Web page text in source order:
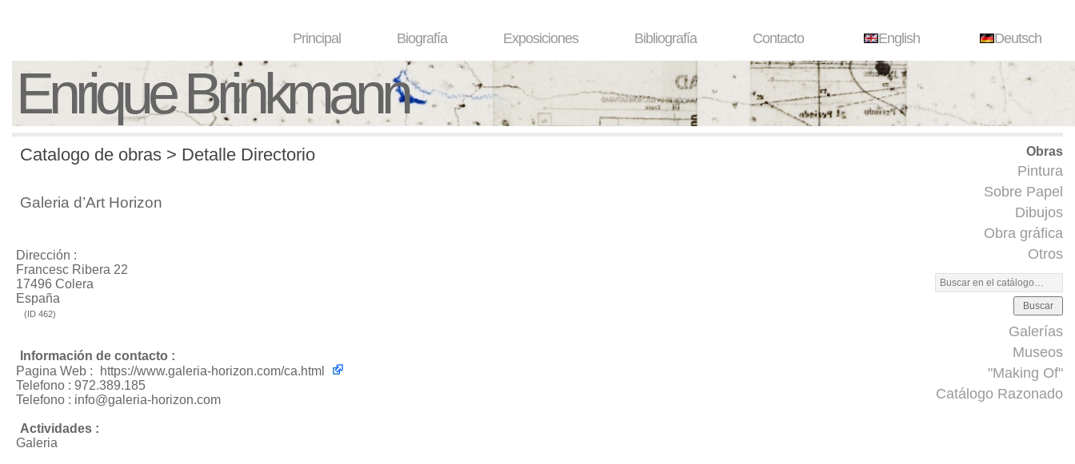
Principal Biografía Exposiciones Bibliografía Contacto English Deutsch
Enrique Brinkmann
Obras
Pintura
Sobre Papel
Dibujos
Obra gráfica
Otros
Buscar
Galerías
Museos
"Making Of"
Catálogo Razonado
Catalogo de obras > Detalle Directorio
Galeria d’Art Horizon
Dirección :
Francesc Ribera 22
17496 Colera
España
(ID 462)
Información de contacto :
Pagina Web :
https://www.galeria-horizon.com/ca.html
Telefono : 972.389.185
Telefono : info@galeria-horizon.com
Actividades :
Galeria